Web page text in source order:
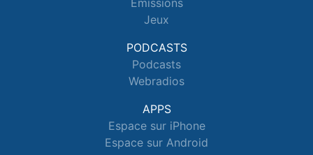
Emissions
Jeux
PODCASTS
Podcasts
Webradios
APPS
Espace sur iPhone
Espace sur Android